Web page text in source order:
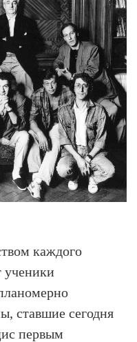
каждого
ученики
ставшие сегодня
первым